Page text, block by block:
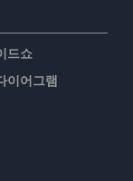
드쇼
이어그램